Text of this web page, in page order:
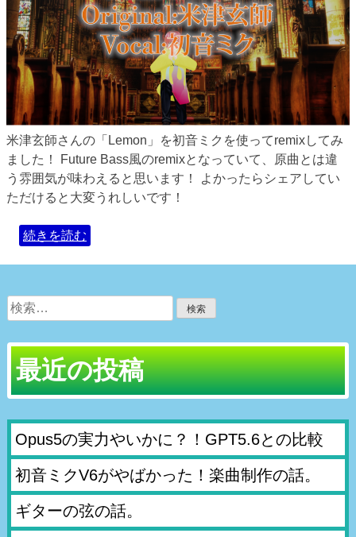
米津玄師さんの「Lemon」を初音ミクを使ってremixしてみ
ました！ Future Bass風のremixとなっていて、原曲とは違
う雰囲気が味わえると思います！ よかったらシェアしてい
ただけると大変うれしいです！
続きを読む
検
索:
最近の投稿
Opus5の実力やいかに？！GPT5.6との比較
初音ミクV6がやばかった！楽曲制作の話。
ギターの弦の話。